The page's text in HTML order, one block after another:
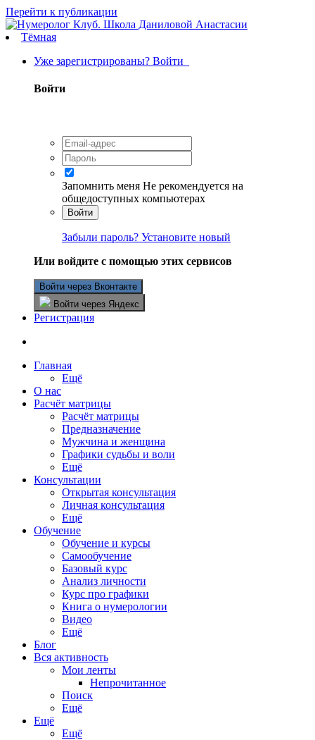
Перейти к публикации
Тёмная
Уже зарегистрированы? Войти
Войти
Запомнить меня Не рекомендуется на
общедоступных компьютерах
Войти
Забыли пароль? Установите новый
Или войдите с помощью этих сервисов
Войти через Вконтакте
Войти через Яндекс
Регистрация
Главная
Ещё
О нас
Расчёт матрицы
Расчёт матрицы
Предназначение
Мужчина и женщина
Графики судьбы и воли
Ещё
Консультации
Открытая консультация
Личная консультация
Ещё
Обучение
Обучение и курсы
Самообучение
Базовый курс
Анализ личности
Курс про графики
Книга о нумерологии
Видео
Ещё
Блог
Вся активность
Мои ленты
Непрочитанное
Поиск
Ещё
Ещё
Ещё